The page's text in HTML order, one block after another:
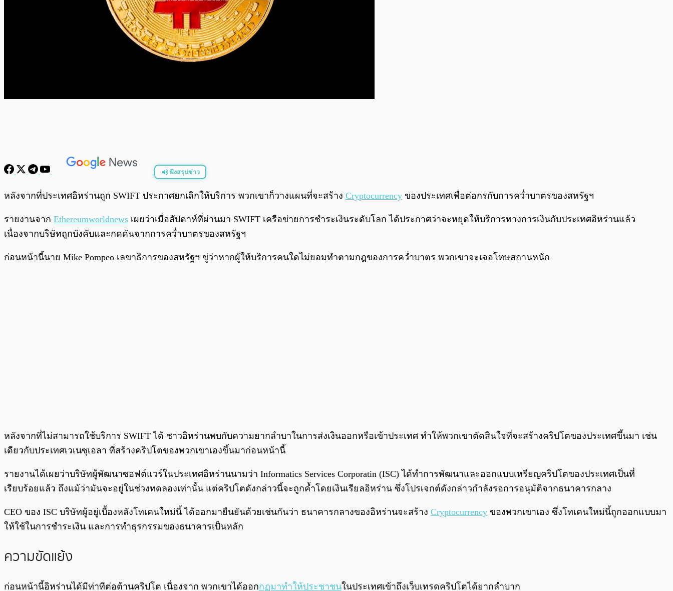
ฟังสรุปข่าว
พร้อมเล่น
หลังจากที่ประเทศอิหร่านถูก SWIFT ประกาศยกเลิกให้บริการ พวกเขาก็วางแผนที่จะสร้าง Cryptocurrency ของประเทศเพื่อต่อกรกับการคว่ำบาตรของสหรัฐฯ
รายงานจาก Ethereumworldnews เผยว่าเมื่อสัปดาห์ที่ผ่านมา SWIFT เครือข่ายการชำระเงินระดับโลก ได้ประกาศว่าจะหยุดให้บริการทางการเงินกับประเทศอิหร่านแล้ว
เนื่องจากบริษัทถูกบังคับและกดดันจากการคว่ำบาตรของสหรัฐฯ
ก่อนหน้านี้นาย Mike Pompeo เลขาธิการของสหรัฐฯ ขู่ว่าหากผู้ให้บริการคนใดไม่ยอมทำตามกฎของการคว่ำบาตร พวกเขาจะเจอโทษสถานหนัก
หลังจากที่ไม่สามารถใช้บริการ SWIFT ได้ ชาวอิหร่านพบกับความยากลำบาในการส่งเงินออกหรือเข้าประเทศ ทำให้พวกเขาตัดสินใจที่จะสร้างคริปโตของประเทศขึ้นมา เช่น
เดียวกับประเทศเวเนซุเอลา ที่สร้างคริปโตของพวกเขาเองขึ้นมาก่อนหน้านี้
รายงานได้เผยว่าบริษัทผู้พัฒนาซอฟต์แวร์ในประเทศอิหร่านนามว่า Informatics Services Corporatin (ISC) ได้ทำการพัฒนาและออกแบบเหรียญคริปโตของประเทศเป็นที่
เรียบร้อยแล้ว ถึงแม้ว่ามันจะอยู่ในช่วงทดลองเท่านั้น แต่คริปโตดังกล่าวนี้จะถูกค้ำโดยเงินเรียลอิหร่าน ซึ่งโปรเจกต์ดังกล่าวกำลังรอการอนุมัติจากธนาคารกลาง
CEO ของ ISC บริษัทผู้อยู่เบื้องหลังโทเคนใหม่นี้ ได้ออกมายืนยันด้วยเช่นกันว่า ธนาคารกลางของอิหร่านจะสร้าง Cryptocurrency ของพวกเขาเอง ซึ่งโทเคนใหม่นี้ถูกออกแบบมา
ให้ใช้ในการชำระเงิน และการทำธุรกรรมของธนาคารเป็นหลัก
ความขัดแย้ง
ก่อนหน้านี้อิหร่านได้มีท่าทีต่อต้านคริปโต เนื่องจาก พวกเขาได้ออกกฏมาทำให้ประชาชนในประเทศเข้าถึงเว็บเทรดคริปโตได้ยากลำบาก